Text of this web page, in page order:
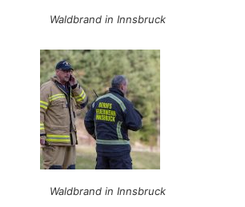
Waldbrand in Innsbruck
Waldbrand in Innsbruck